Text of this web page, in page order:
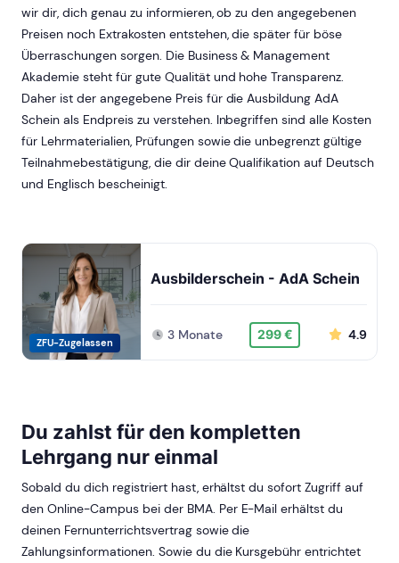
wir dir, dich genau zu informieren, ob zu den angegebenen
Preisen noch Extrakosten entstehen, die später für böse
Überraschungen sorgen. Die Business & Management
Akademie steht für gute Qualität und hohe Transparenz.
Daher ist der angegebene Preis für die Ausbildung AdA
Schein als Endpreis zu verstehen. Inbegriffen sind alle Kosten
für Lehrmaterialien, Prüfungen sowie die unbegrenzt gültige
Teilnahmebestätigung, die dir deine Qualifikation auf Deutsch
und Englisch bescheinigt.
ZFU-Zugelassen
Ausbilderschein - AdA Schein
3 Monate 299 € 4.9
Du zahlst für den kompletten
Lehrgang nur einmal
Sobald du dich registriert hast, erhältst du sofort Zugriff auf
den Online-Campus bei der BMA. Per E-Mail erhältst du
deinen Fernunterrichtsvertrag sowie die
Zahlungsinformationen. Sowie du die Kursgebühr entrichtet